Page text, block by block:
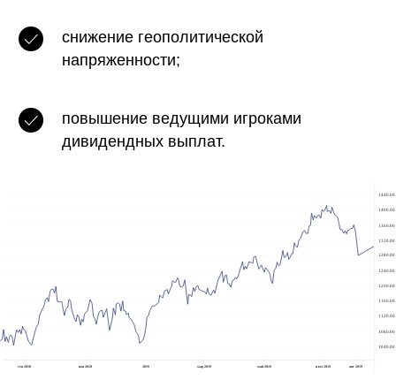
снижение геополитической
напряженности;
повышение ведущими игроками
дивидендных выплат.